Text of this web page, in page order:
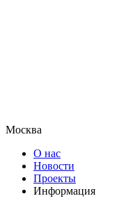
Москва
О нас
Новости
Проекты
Информация